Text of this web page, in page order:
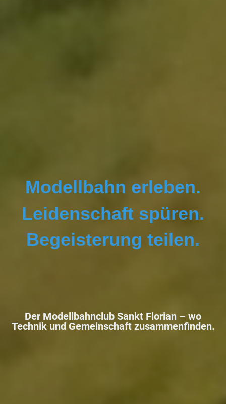
Modellbahn erleben.
Leidenschaft spüren.
Begeisterung teilen.
Der Modellbahnclub Sankt Florian – wo
Technik und Gemeinschaft zusammenfinden.